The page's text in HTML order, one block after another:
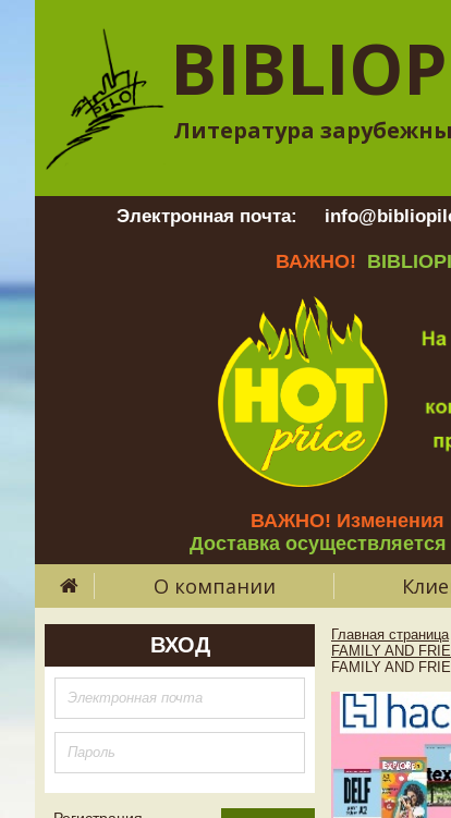
Литература
Электронная почта:
ВАЖНО!
ВАЖНО! Изменения
Доставка
О компании
ВХОД Главная страница
FAMILY AND
FAMILY AND